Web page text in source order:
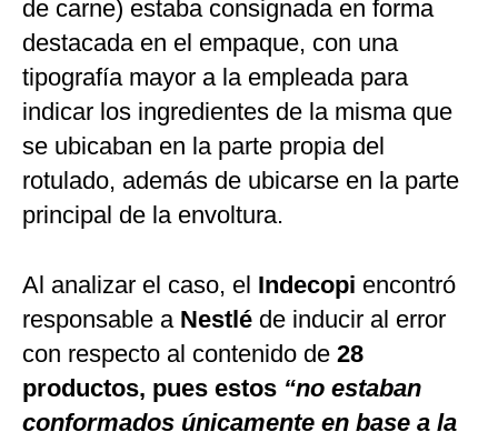
de carne) estaba consignada en forma
destacada en el empaque, con una
tipografía mayor a la empleada para
indicar los ingredientes de la misma que
se ubicaban en la parte propia del
rotulado, además de ubicarse en la parte
principal de la envoltura.
Al analizar el caso, el Indecopi encontró
responsable a Nestlé de inducir al error
con respecto al contenido de 28
productos, pues estos “no estaban
conformados únicamente en base a la